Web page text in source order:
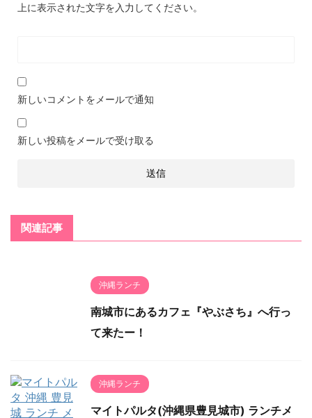
上に表示された文字を入力してください。
新しいコメントをメールで通知
新しい投稿をメールで受け取る
関連記事
沖縄ランチ
南城市にあるカフェ『やぶさち』へ行っ
て来たー！
沖縄ランチ
マイトパルタ(沖縄県豊見城市) ランチメ